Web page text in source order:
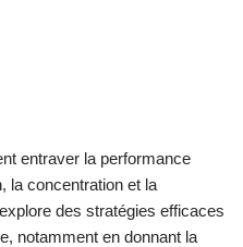
entraver la performance
la concentration et la
des stratégies efficaces
notamment en donnant la